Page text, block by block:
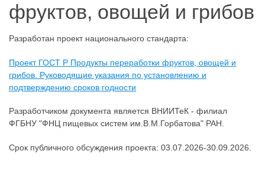
фруктов, овощей и грибов
Разработан проект национального стандарта:
Проект ГОСТ Р Продукты переработки фруктов, овощей и
грибов. Руководящие указания по установлению и
подтверждению сроков годности
Разработчиком документа является ВНИИТеК - филиал
ФГБНУ "ФНЦ пищевых систем им.В.М.Горбатова" РАН.
Срок публичного обсуждения проекта: 03.07.2026-30.09.2026.